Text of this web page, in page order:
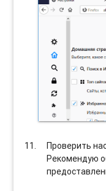
Проверить
Рекомендую